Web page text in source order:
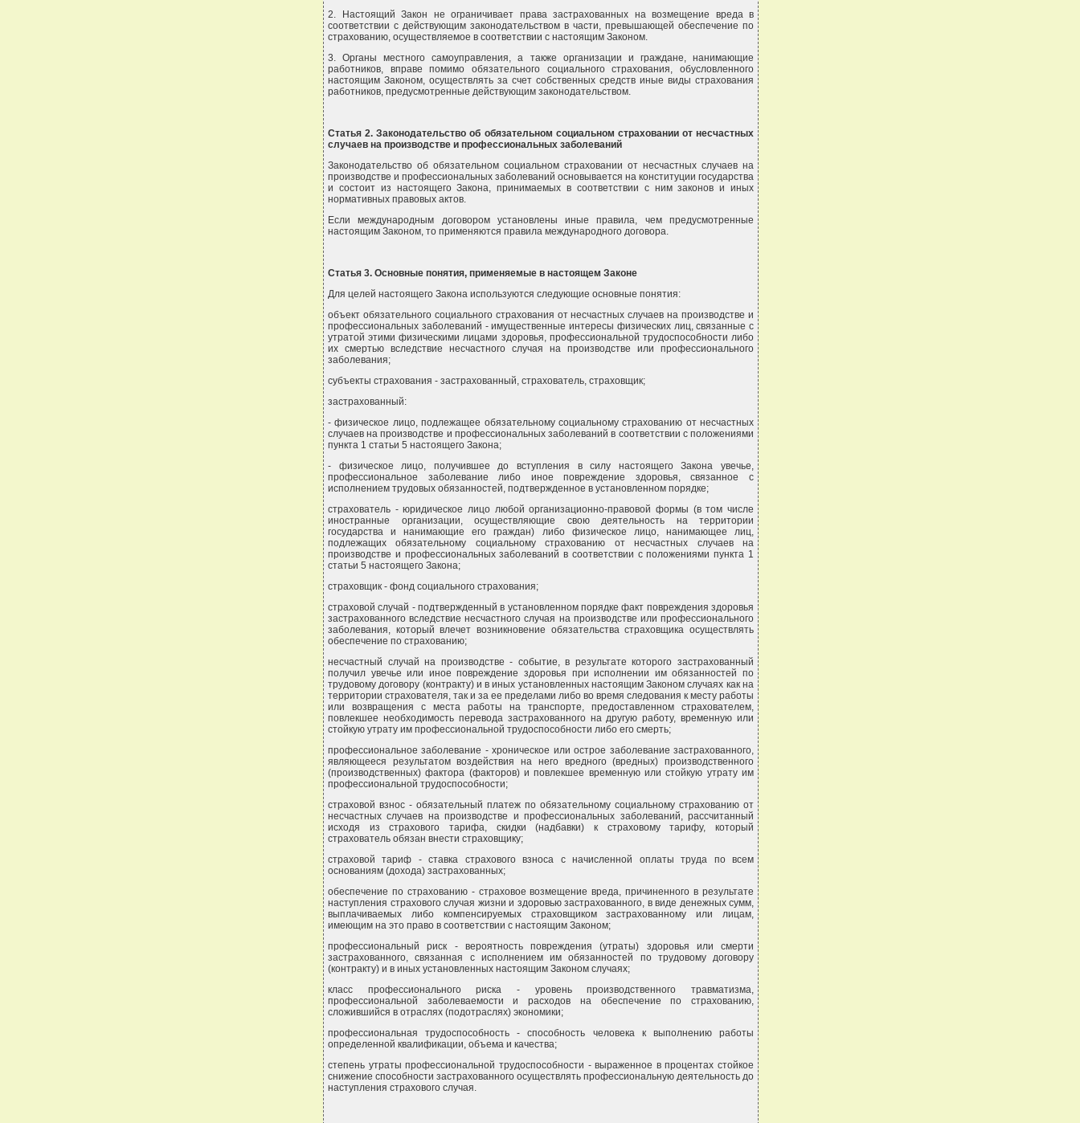
2. Настоящий Закон не ограничивает права застрахованных на возмещение вреда в
соответствии с действующим законодательством в части, превышающей обеспечение по
страхованию, осуществляемое в соответствии с настоящим Законом.
3. Органы местного самоуправления, а также организации и граждане, нанимающие
работников, вправе помимо обязательного социального страхования, обусловленного
настоящим Законом, осуществлять за счет собственных средств иные виды страхования
работников, предусмотренные действующим законодательством.
Статья 2. Законодательство об обязательном социальном страховании от несчастных
случаев на производстве и профессиональных заболеваний
Законодательство об обязательном социальном страховании от несчастных случаев на
производстве и профессиональных заболеваний основывается на конституции государства
и состоит из настоящего Закона, принимаемых в соответствии с ним законов и иных
нормативных правовых актов.
Если международным договором установлены иные правила, чем предусмотренные
настоящим Законом, то применяются правила международного договора.
Статья 3. Основные понятия, применяемые в настоящем Законе
Для целей настоящего Закона используются следующие основные понятия:
объект обязательного социального страхования от несчастных случаев на производстве и
профессиональных заболеваний - имущественные интересы физических лиц, связанные с
утратой этими физическими лицами здоровья, профессиональной трудоспособности либо
их смертью вследствие несчастного случая на производстве или профессионального
заболевания;
субъекты страхования - застрахованный, страхователь, страховщик;
застрахованный:
- физическое лицо, подлежащее обязательному социальному страхованию от несчастных
случаев на производстве и профессиональных заболеваний в соответствии с положениями
пункта 1 статьи 5 настоящего Закона;
- физическое лицо, получившее до вступления в силу настоящего Закона увечье,
профессиональное заболевание либо иное повреждение здоровья, связанное с
исполнением трудовых обязанностей, подтвержденное в установленном порядке;
страхователь - юридическое лицо любой организационно-правовой формы (в том числе
иностранные организации, осуществляющие свою деятельность на территории
государства и нанимающие его граждан) либо физическое лицо, нанимающее лиц,
подлежащих обязательному социальному страхованию от несчастных случаев на
производстве и профессиональных заболеваний в соответствии с положениями пункта 1
статьи 5 настоящего Закона;
страховщик - фонд социального страхования;
страховой случай - подтвержденный в установленном порядке факт повреждения здоровья
застрахованного вследствие несчастного случая на производстве или профессионального
заболевания, который влечет возникновение обязательства страховщика осуществлять
обеспечение по страхованию;
несчастный случай на производстве - событие, в результате которого застрахованный
получил увечье или иное повреждение здоровья при исполнении им обязанностей по
трудовому договору (контракту) и в иных установленных настоящим Законом случаях как на
территории страхователя, так и за ее пределами либо во время следования к месту работы
или возвращения с места работы на транспорте, предоставленном страхователем,
повлекшее необходимость перевода застрахованного на другую работу, временную или
стойкую утрату им профессиональной трудоспособности либо его смерть;
профессиональное заболевание - хроническое или острое заболевание застрахованного,
являющееся результатом воздействия на него вредного (вредных) производственного
(производственных) фактора (факторов) и повлекшее временную или стойкую утрату им
профессиональной трудоспособности;
страховой взнос - обязательный платеж по обязательному социальному страхованию от
несчастных случаев на производстве и профессиональных заболеваний, рассчитанный
исходя из страхового тарифа, скидки (надбавки) к страховому тарифу, который
страхователь обязан внести страховщику;
страховой тариф - ставка страхового взноса с начисленной оплаты труда по всем
основаниям (дохода) застрахованных;
обеспечение по страхованию - страховое возмещение вреда, причиненного в результате
наступления страхового случая жизни и здоровью застрахованного, в виде денежных сумм,
выплачиваемых либо компенсируемых страховщиком застрахованному или лицам,
имеющим на это право в соответствии с настоящим Законом;
профессиональный риск - вероятность повреждения (утраты) здоровья или смерти
застрахованного, связанная с исполнением им обязанностей по трудовому договору
(контракту) и в иных установленных настоящим Законом случаях;
класс профессионального риска - уровень производственного травматизма,
профессиональной заболеваемости и расходов на обеспечение по страхованию,
сложившийся в отраслях (подотраслях) экономики;
профессиональная трудоспособность - способность человека к выполнению работы
определенной квалификации, объема и качества;
степень утраты профессиональной трудоспособности - выраженное в процентах стойкое
снижение способности застрахованного осуществлять профессиональную деятельность до
наступления страхового случая.